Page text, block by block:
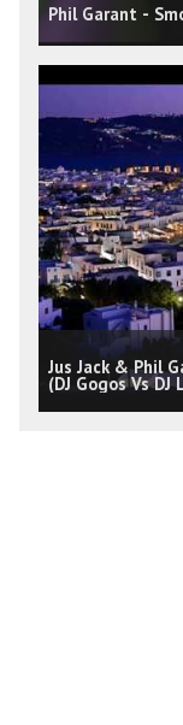
Phil Garant -
Jus Jack & Phil
(DJ Gogos Vs